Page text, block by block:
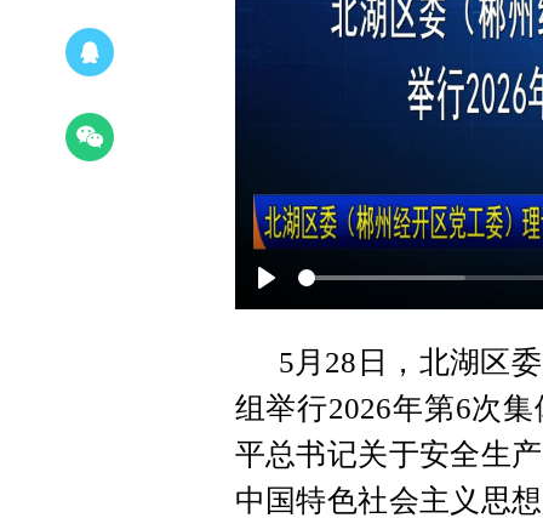
Play
5月28日，北湖区
组举行2026年第6次
平总书记关于安全生
中国特色社会主义思